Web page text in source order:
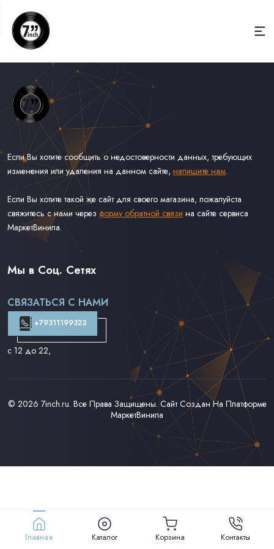
Если Вы хотите сообщить о недостоверности данных, требующих
изменения или удаления на данном сайте, напишите нам.
Если Вы хотите такой же сайт для своего магазина, пожалуйста
свяжитесь с нами через форму обратной связи на сайте сервиса
МаркетВинила.
Весь Каталог Винила на 7''
Рок на 7''
Доставка и Оплата
Контакты
Мы в Соц. Сетях
СВЯЗАТЬСЯ С НАМИ
+79311199323
с 12 до 22,
© 2026 7inch.ru. Все Права Защищены. Сайт Создан На Платформе
МаркетВинила
Главная Каталог Корзина Контакты